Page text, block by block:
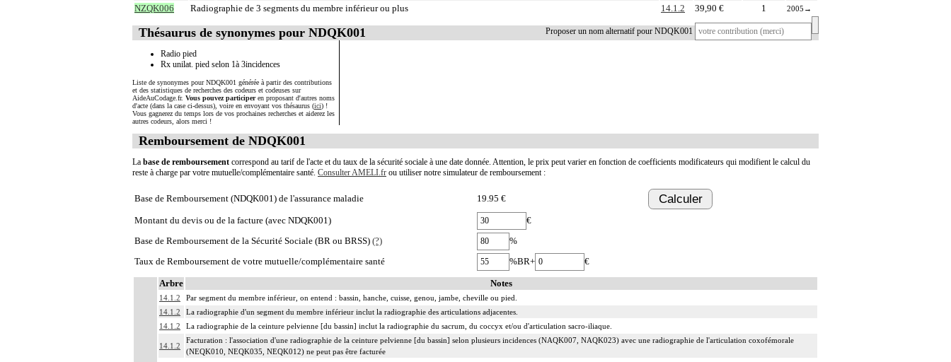
NZQK006 Radiographie de 3 segments du membre inférieur ou plus 14.1.2 39,90 € 1 2005 →
Proposer un nom alternatif pour NDQK001
Thésaurus de synonymes pour NDQK001
Radio pied
Rx unilat. pied selon 1à 3incidences
Liste de synonymes pour NDQK001 générée à partir des contributions
et des statistiques de recherches des codeurs et codeuses sur
AideAuCodage.fr. Vous pouvez participeren proposant d'autres noms
d'acte (dans la case ci-dessus), voire en envoyant vos thésaurus (ici) !
Vous gagnerez du temps lors de vos prochaines recherches et aiderez les
autres codeurs, alors merci !
Remboursement de NDQK001
La base de remboursement correspond au tarif de l'acte et du taux de la sécurité sociale à une date donnée. Attention, le prix peut varier en fonction de coefficients modificateurs qui modifient le calcul du
reste à charge par votre mutuelle/complémentaire santé. Consulter AMELI.fr ou utiliser notre simulateur de remboursement :
Base de Remboursement (NDQK001) de l'assurance maladie 19.95 € Calculer
Montant du devis ou de la facture (avec NDQK001)
€
Base de Remboursement de la Sécurité Sociale (BR ou BRSS) (?)
%
Taux de Remboursement de votre mutuelle/complémentaire santé
%BR+ €
Arbre Notes
14.1.2
Par segment du membre inférieur, on entend : bassin, hanche, cuisse, genou, jambe, cheville ou pied.
14.1.2
La radiographie d'un segment du membre inférieur inclut la radiographie des articulations adjacentes.
14.1.2
La radiographie de la ceinture pelvienne [du bassin] inclut la radiographie du sacrum, du coccyx et/ou d'articulation sacro-iliaque.
14.1.2
Facturation : l'association d'une radiographie de la ceinture pelvienne [du bassin] selon plusieurs incidences (NAQK007, NAQK023) avec une radiographie de l'articulation coxofémorale
(NEQK010, NEQK035, NEQK012) ne peut pas être facturée